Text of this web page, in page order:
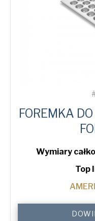
FOREMKA
Wymiary
Top
Politique de
Oui, j'ai lu et